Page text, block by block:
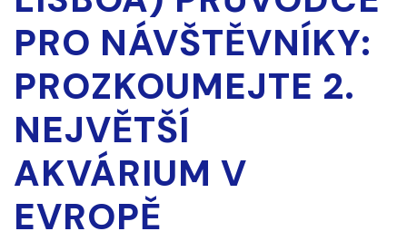
PRO NÁVŠTĚVNÍKY:
PROZKOUMEJTE 2.
NEJVĚTŠÍ
AKVÁRIUM V ​​
EVROPĚ